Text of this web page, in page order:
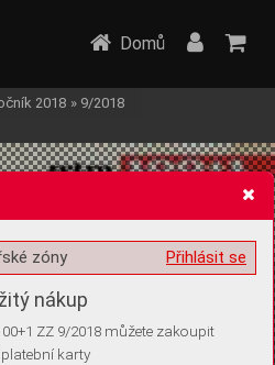
volitelných informací
Domů
2018 » 9/2018
Přihlásit se
zóny
nákup
ZZ 9/2018 můžete zakoupit
karty